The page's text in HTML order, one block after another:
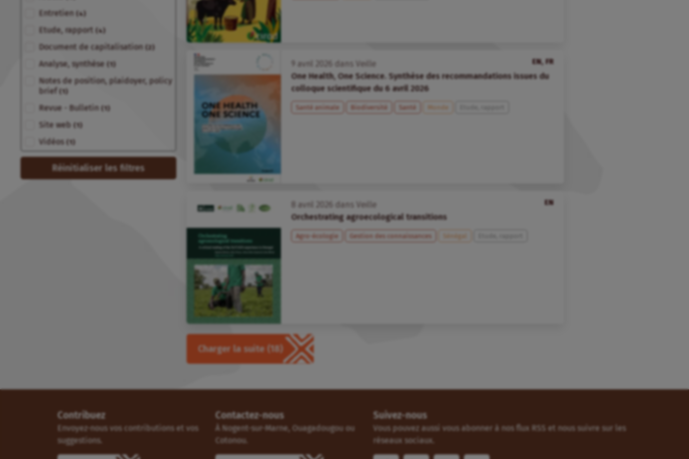
Entretien (4)
Etude, rapport (4)
Document de capitalisation
Analyse, synthèse
Notes de position, plaidoyer, policy
brief
Revue - Bulletin
Site web
Vidéos
Réinitialiser les filtres
EN, FR
avril dans
Veille
One Health, One Science. Synthèse des recommandations issues du
colloque scientifique du 6 avril 2026
Santé animale Biodiversité Santé Monde
EN
avril dans
Veille
Orchestrating agroecological transitions
Agro-écologie Gestion des connaissances Sénégal
Charger la suite (18)
Contribuez
Envoyez-nous vos contributions et vos
suggestions.
Contactez-nous
À Nogent-sur-Marne, Ouagadougou ou
Cotonou.
Suivez-nous
Vous pouvez aussi vous abonner à nos flux RSS et nous suivre sur les
réseaux sociaux.